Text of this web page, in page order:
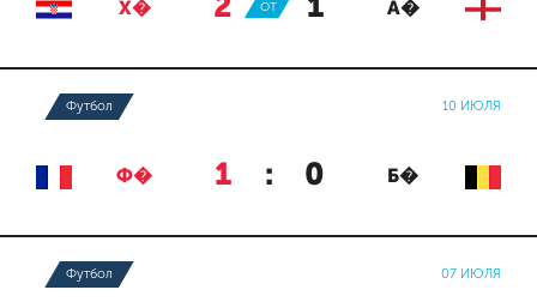
Х� 2 : 1 А�
ОТ
Футбол 10 ИЮЛЯ
Ф� 1 : 0 Б�
Футбол 07 ИЮЛЯ